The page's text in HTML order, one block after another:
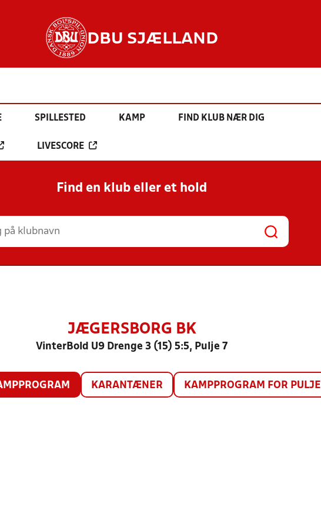
DBU SJÆLLAND
SPILLESTED KAMP FIND KLUB NÆR DIG
LIVESCORE
Find en klub eller et hold
JÆGERSBORG BK
VinterBold U9 Drenge 3 (15) 5:5, Pulje 7
KARANTÆNER KAMPPROGRAM FOR PULJE